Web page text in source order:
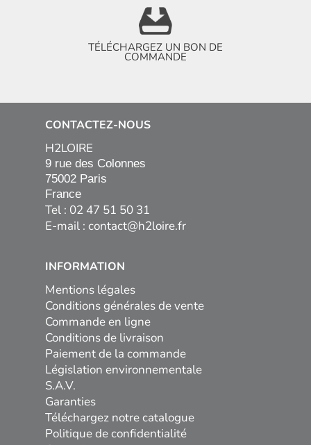
TÉLÉCHARGEZ UN BON DE
COMMANDE
CONTACTEZ-NOUS
H2LOIRE
9 rue des Colonnes
75002 Paris
France
Tel : 02 47 51 50 31
E-mail : contact@h2loire.fr
INFORMATION
Mentions légales
Conditions générales de vente
Commande en ligne
Conditions de livraison
Paiement de la commande
Législation environnementale
S.A.V.
Garanties
Téléchargez notre catalogue
Politique de confidentialité